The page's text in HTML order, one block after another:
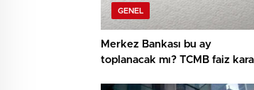
GENEL
Merkez Bankası bu ay
toplanacak mı? TCMB faiz